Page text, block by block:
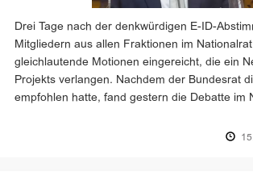
Drei Tage nach der denkwürdigen E-ID-
Mitgliedern aus allen Fraktionen im
gleichlautende Motionen eingereicht, die ein
Projekts verlangen. Nachdem der Bundesrat
empfohlen hatte, fand gestern die Debatte im